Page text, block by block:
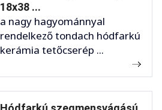
18x38 ...
a nagy hagyománnyal
rendelkező tondach hódfarkú
kerámia tetőcserép ...